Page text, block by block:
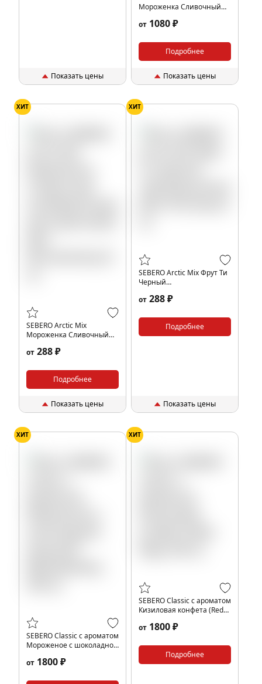
Показать цены
Мороженка Сливочный
микс,Дыня,Арктик (Mix
от 1080 ₽
Подробнее
Показать цены
ХИТ
SEBERO Arctic Mix
Мороженка Сливочный
микс,Дыня,Арктик (Mix
от 288 ₽
Подробнее
Показать цены
ХИТ
SEBERO Arctic Mix Фрут Ти
Черный
(Mix Fruit tea),25 гр.
от 288 ₽
Подробнее
Показать цены
ХИТ
SEBERO Classic с ароматом
Мороженое с шоколадной
200 гр.
от 1800 ₽
ХИТ
SEBERO Classic с ароматом
Кизиловая конфета (Red
от 1800 ₽
Подробнее